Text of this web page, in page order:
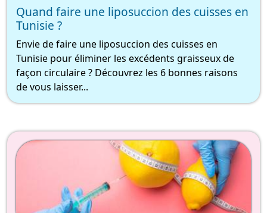
Quand faire une liposuccion des cuisses en
Tunisie ?
Envie de faire une liposuccion des cuisses en
Tunisie pour éliminer les excédents graisseux de
façon circulaire ? Découvrez les 6 bonnes raisons
de vous laisser...